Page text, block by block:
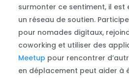
surmonter ce sentiment, il est
un réseau de soutien.
pour nomades digitaux,
coworking et utiliser des
Meetup pour rencontrer
en déplacement peut aider à